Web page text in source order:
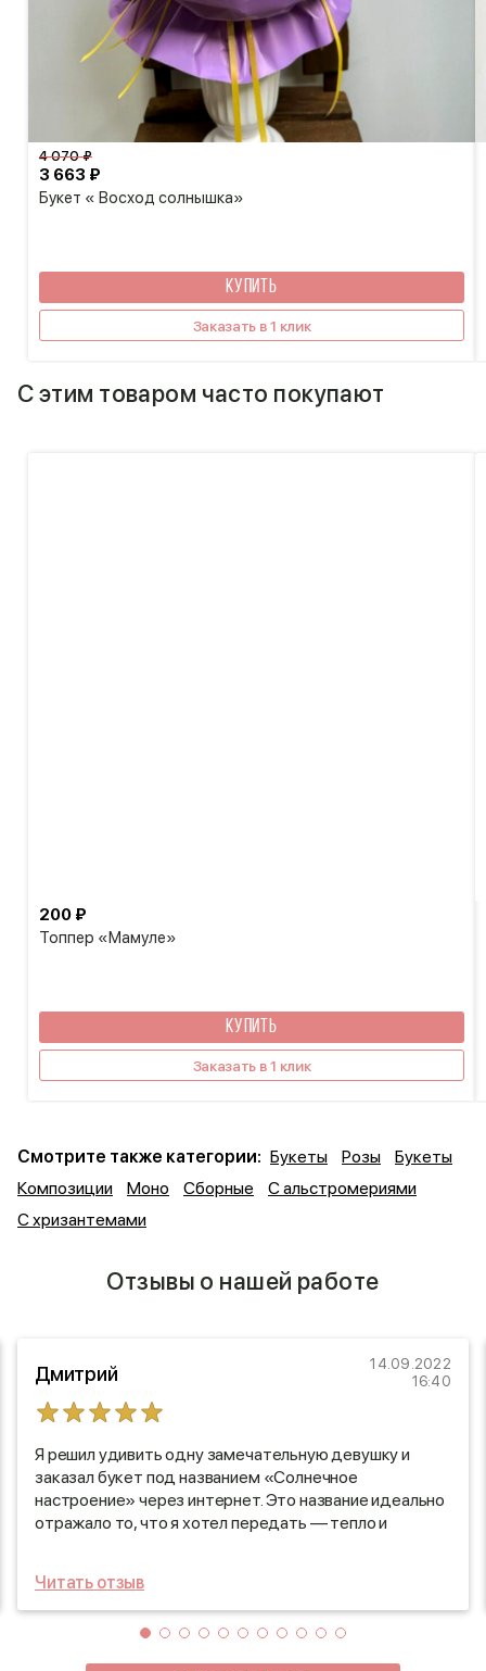
Букет « Восход солнышка»
3 663 ₽
4 070 ₽
КУПИТЬ
Заказать в 1 клик
С этим товаром часто покупают
Топпер «Мамуле»
200 ₽
КУПИТЬ
Заказать в 1 клик
Смотрите также категории: Букеты Розы
Букеты
Композиции
Моно Сборные
С альстромериями
С хризантемами
Отзывы о нашей работе
Дмитрий
14.09.2022
16:40
Я решил удивить одну замечательную девушку и
заказал букет под названием «Солнечное
настроение» через интернет. Это название идеально
отражало то, что я хотел передать — тепло и
доставил его точно в срок, что позволило мне
организовать неожиданный сюрприз для этой
красавицы. Когда она увидела цветы, её глаза засияли
от счастья! Этот момент стал настоящим
Читать отзыв